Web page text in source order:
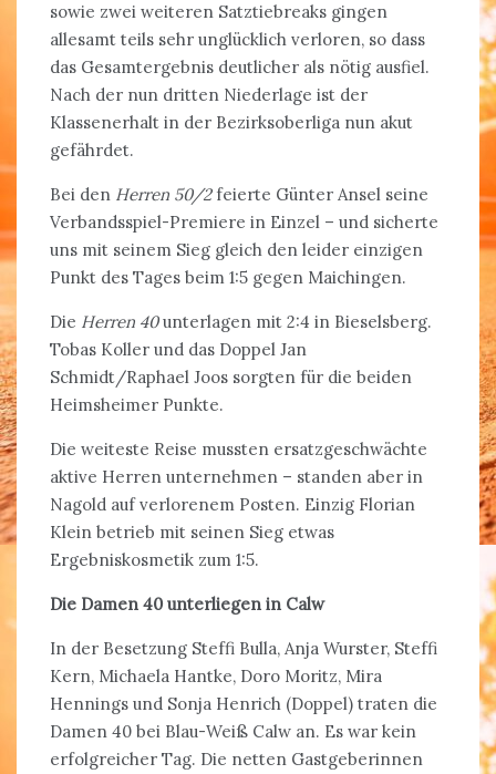
sowie zwei weiteren Satztiebreaks gingen
allesamt teils sehr unglücklich verloren, so dass
das Gesamtergebnis deutlicher als nötig ausfiel.
Nach der nun dritten Niederlage ist der
Klassenerhalt in der Bezirksoberliga nun akut
gefährdet.
Bei den Herren 50/2feierte Günter Ansel seine
Verbandsspiel-Premiere in Einzel – und sicherte
uns mit seinem Sieg gleich den leider einzigen
Punkt des Tages beim 1:5 gegen Maichingen.
Die Herren 40unterlagen mit 2:4 in Bieselsberg.
Tobas Koller und das Doppel Jan
Schmidt/Raphael Joos sorgten für die beiden
Heimsheimer Punkte.
Die weiteste Reise mussten ersatzgeschwächte
aktive Herren unternehmen – standen aber in
Nagold auf verlorenem Posten. Einzig Florian
Klein betrieb mit seinen Sieg etwas
Ergebniskosmetik zum 1:5.
Die Damen 40 unterliegen in Calw
In der Besetzung Steffi Bulla, Anja Wurster, Steffi
Kern, Michaela Hantke, Doro Moritz, Mira
Hennings und Sonja Henrich (Doppel) traten die
Damen 40 bei Blau-Weiß Calw an. Es war kein
erfolgreicher Tag. Die netten Gastgeberinnen